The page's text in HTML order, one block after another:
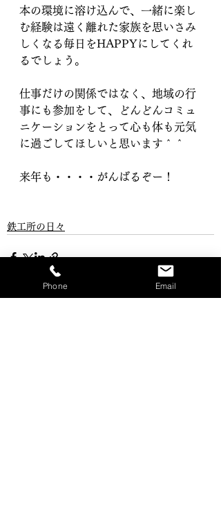
本の環境に溶け込んで、一緒に楽し
む経験は遠く離れた家族を思いさみ
しくなる毎日をHAPPYにしてくれ
るでしょう。
仕事だけの関係ではなく、地域の行
事にも参加をして、どんどんコミュ
ニケーションをとって心も体も元気
に過ごしてほしいと思います＾＾
来年も・・・・がんばるぞー！
鉄工所の日々
Phone Email